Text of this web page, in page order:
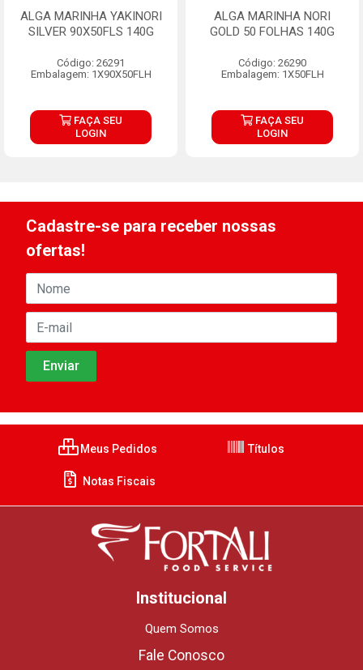
ALGA MARINHA YAKINORI
SILVER 90X50FLS 140G
Código: 26291
Embalagem: 1X90X50FLH
FAÇA SEU
LOGIN
ALGA MARINHA NORI
GOLD 50 FOLHAS 140G
Código: 26290
Embalagem: 1X50FLH
FAÇA SEU
LOGIN
Cadastre-se para receber nossas
ofertas!
Meus Pedidos Títulos
Notas Fiscais
Institucional
Quem Somos
Fale Conosco